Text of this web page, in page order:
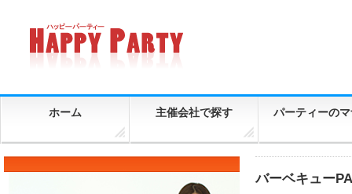
ホーム 主催会社で探す パーティーの
バーベキュー